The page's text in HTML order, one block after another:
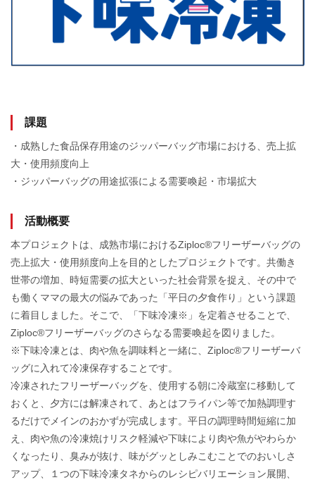
課題
・成熟した食品保存用途のジッパーバッグ市場における、売上拡
大・使用頻度向上
・ジッパーバッグの用途拡張による需要喚起・市場拡大
活動概要
本プロジェクトは、成熟市場におけるZiploc®フリーザーバッグの
売上拡大・使用頻度向上を目的としたプロジェクトです。共働き
世帯の増加、時短需要の拡大といった社会背景を捉え、その中で
も働くママの最大の悩みであった「平日の夕食作り」という課題
に着目しました。そこで、「下味冷凍※」を定着させることで、
Ziploc®フリーザーバッグのさらなる需要喚起を図りました。
※下味冷凍とは、肉や魚を調味料と一緒に、Ziploc®フリーザーバ
ッグに入れて冷凍保存することです。
冷凍されたフリーザーバッグを、使用する朝に冷蔵室に移動して
おくと、夕方には解凍されて、あとはフライパン等で加熱調理す
るだけでメインのおかずが完成します。平日の調理時間短縮に加
え、肉や魚の冷凍焼けリスク軽減や下味により肉や魚がやわらか
くなったり、臭みが抜け、味がグッとしみこむことでのおいしさ
アップ、１つの下味冷凍タネからのレシピバリエーション展開、